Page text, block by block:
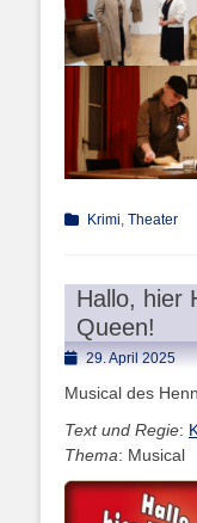
Kategorien
Krimi Theater
Hallo, hier
Queen!
Posted29. April 2025
Musical des
Text und Regie:
Thema: Musical